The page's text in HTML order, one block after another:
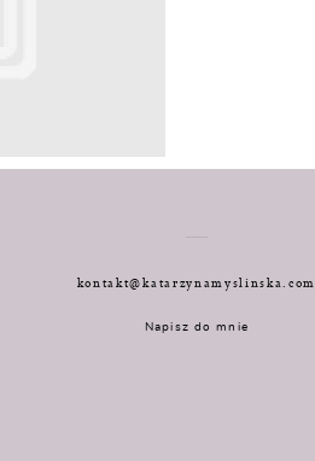
kontakt@katarzynamyslinska.com
Napisz do mnie